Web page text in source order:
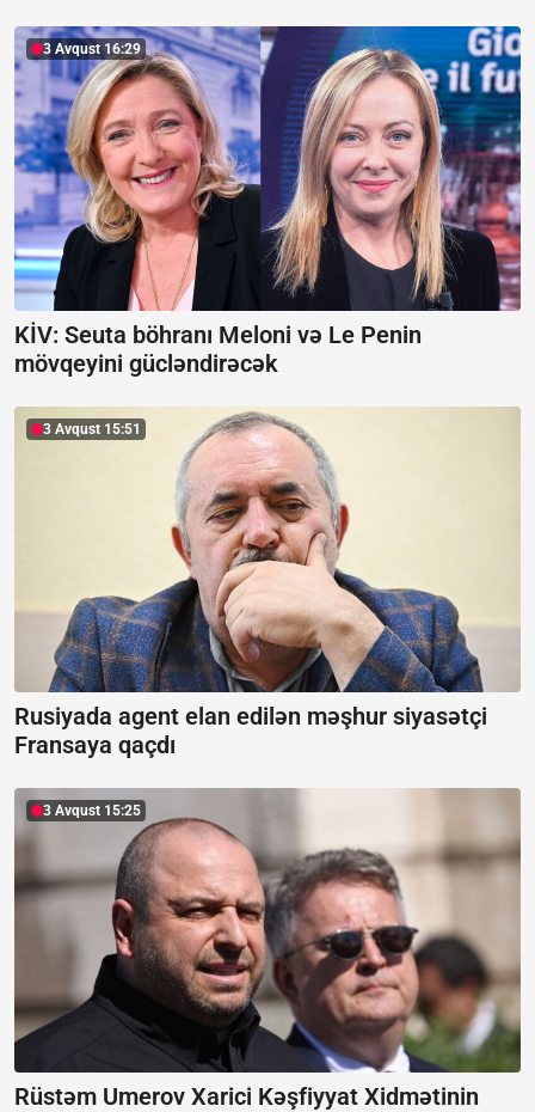
3 Avqust 16:29
KİV: Seuta böhranı Meloni və Le Penin
mövqeyini gücləndirəcək
3 Avqust 15:51
Rusiyada agent elan edilən məşhur siyasətçi
Fransaya qaçdı
3 Avqust 15:25
Rüstəm Umerov Xarici Kəşfiyyat Xidmətinin